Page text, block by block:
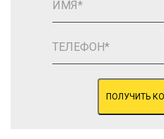
ПОЛУЧИТЬ